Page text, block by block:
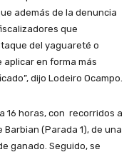
además de la denuncia
que
del yaguareté o
aplicar en forma más
dijo Lodeiro Ocampo.
16 horas, con recorridos a
(Parada 1), de una
ganado. Seguido, se